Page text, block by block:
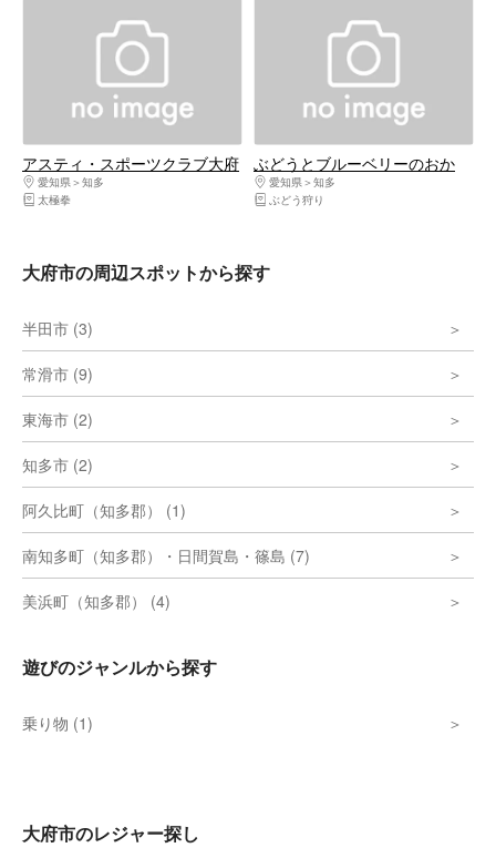
アスティ・スポーツクラブ大府
愛知県
知多
太極拳
ぶどうとブルーベリーのおか
愛知県
知多
ぶどう狩り
大府市の周辺スポットから探す
半田市 (3)
常滑市 (9)
東海市 (2)
知多市 (2)
阿久比町（知多郡） (1)
南知多町（知多郡）・日間賀島・篠島 (7)
美浜町（知多郡） (4)
遊びのジャンルから探す
乗り物 (1)
大府市のレジャー探し